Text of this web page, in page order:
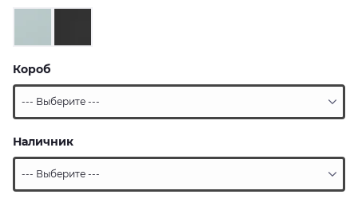
Короб
Наличник